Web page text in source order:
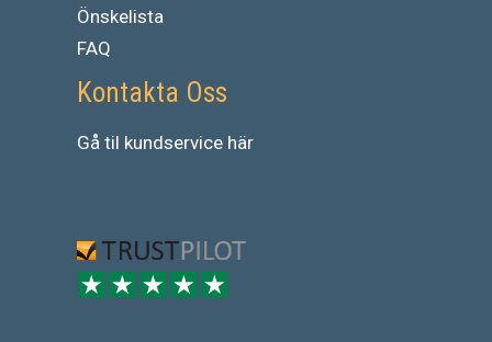
Önskelista
FAQ
Kontakta Oss
Gå til kundservice här